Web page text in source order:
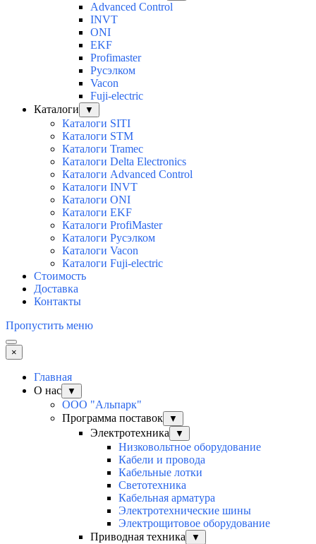
Advanced Control
INVT
ONI
EKF
Profimaster
Русэлком
Vacon
Fuji-electric
Каталоги
▼
Каталоги SITI
Каталоги STM
Каталоги Tramec
Каталоги Delta Electronics
Каталоги Advanced Control
Каталоги INVT
Каталоги ONI
Каталоги EKF
Каталоги ProfiMaster
Каталоги Русэлком
Каталоги Vacon
Каталоги Fuji-electric
Стоимость
Доставка
Контакты
Пропустить меню
×
Главная
О нас
▼
ООО "Альпарк"
Программа поставок
▼
Электротехника ▼
Низковольтное оборудование
Кабели и провода
Кабельные лотки
Светотехника
Кабельная арматура
Электротехнические шины
Электрощитовое оборудование
Приводная техника
▼